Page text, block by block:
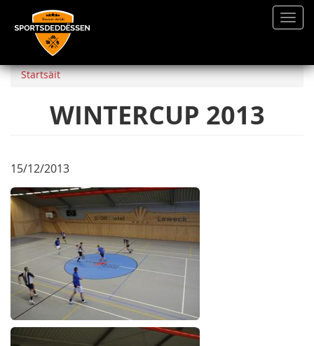
zum
InhaltStartsäit
WINTERCUP 2013
15/12/2013